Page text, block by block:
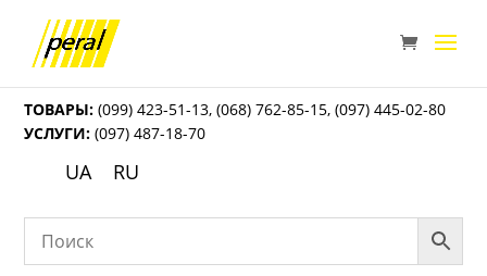
ТОВАРЫ: (099) 423-51-13,(068) 762-85-15,(097) 445-02-80
УСЛУГИ: (097) 487-18-70
UA RU